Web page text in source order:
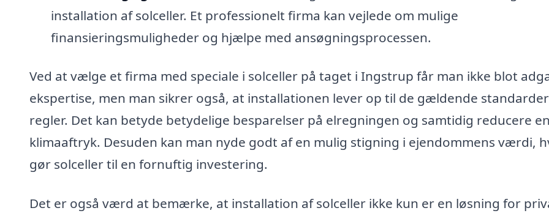
installation af solceller. Et professionelt firma kan vejlede om mulige
finansieringsmuligheder og hjælpe med ansøgningsprocessen.
Ved at vælge et firma med speciale i solceller på taget i Ingstrup får man ikke blot
ekspertise, men man sikrer også, at installationen lever op til de gældende
regler. Det kan betyde betydelige besparelser på elregningen og samtidig reducere
klimaaftryk. Desuden kan man nyde godt af en mulig stigning i ejendommens værdi,
gør solceller til en fornuftig investering.
Det er også værd at bemærke, at installation af solceller ikke kun er en løsning for